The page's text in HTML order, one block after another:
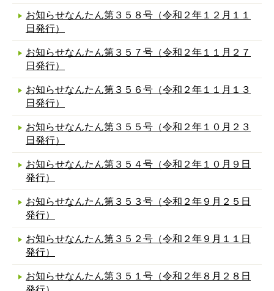
お知らせなんたん第３５８号（令和２年１２月１１
日発行）
お知らせなんたん第３５７号（令和２年１１月２７
日発行）
お知らせなんたん第３５６号（令和２年１１月１３
日発行）
お知らせなんたん第３５５号（令和２年１０月２３
日発行）
お知らせなんたん第３５４号（令和２年１０月９日
発行）
お知らせなんたん第３５３号（令和２年９月２５日
発行）
お知らせなんたん第３５２号（令和２年９月１１日
発行）
お知らせなんたん第３５１号（令和２年８月２８日